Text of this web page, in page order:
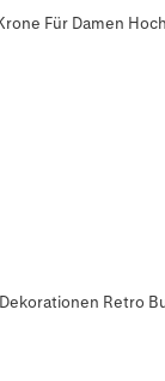
Für Damen
Retro